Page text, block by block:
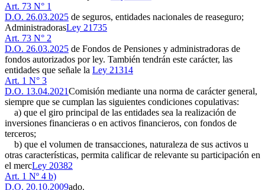
Art. 73 N° 1
D.O. 26.03.2025 de seguros, entidades nacionales de reaseguro;
AdministradorasLey 21735
Art. 73 N° 2
D.O. 26.03.2025 de Fondos de Pensiones y administradoras de
fondos autorizados por ley. También tendrán este carácter, las
entidades que señale la Ley 21314
Art. 1 N° 3
D.O. 13.04.2021Comisión mediante una norma de carácter general,
siempre que se cumplan las siguientes condiciones copulativas:
a) que el giro principal de las entidades sea la realización de
inversiones financieras o en activos financieros, con fondos de
terceros;
b) que el volumen de transacciones, naturaleza de sus activos u
otras características, permita calificar de relevante su participación en
el mercLey 20382
Art. 1 Nº 4 b)
D.O. 20.10.2009ado.